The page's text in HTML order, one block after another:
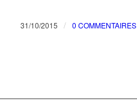
31/10/2015 / 0 COMMENTAIRES